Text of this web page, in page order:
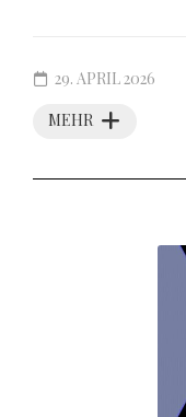
MEHR
29. APRIL 2026